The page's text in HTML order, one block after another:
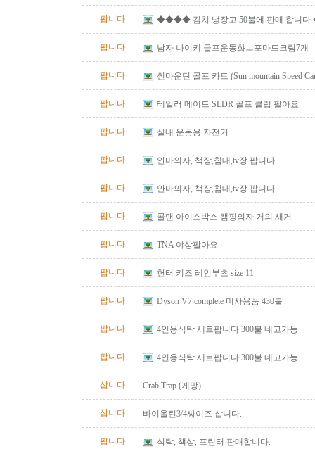
팝니다 ◆◆◆◆ 김치 냉장고 50불에 판매 합니
팝니다 남자 나이키 골프운동화ㅡ포마드크림7개
팝니다 썬마운틴 골프 카트 (Sun mountain Speed
팝니다 테일러 메이드 SLDR 골프 클럽 팔아요
팝니다 실내 운동용 자전거
팝니다 안마의자, 책장,침대,tv장 팝니다.
팝니다 안마의자, 책장,침대,tv장 팝니다.
팝니다 콜맨 아이스박스 캠핑의자 거의 새거
팝니다 TNA 야상팔아요
팝니다 헌터 키즈 레인부츠 size 11
팝니다 Dyson V7 complete 미사용품 430불
팝니다 4인용식탁 세트팝니다 300불 네고가능
팝니다 4인용식탁 세트팝니다 300불 네고가능
삽니다 Crab Trap (게망)
삽니다 바이올린3/4싸이즈 삽니다.
팝니다 식탁, 책상, 프린터 판매합니다.